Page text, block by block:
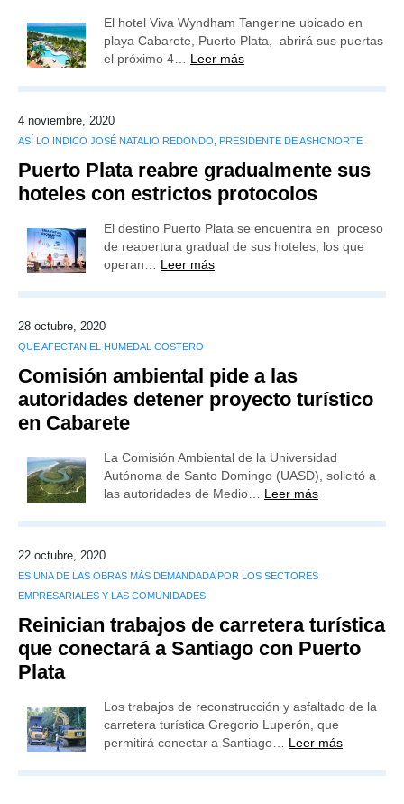
El hotel Viva Wyndham Tangerine ubicado en
playa Cabarete, Puerto Plata, abrirá sus puertas
el próximo 4… Leer más
4 noviembre, 2020
ASÍ LO INDICO JOSÉ NATALIO REDONDO, PRESIDENTE DE ASHONORTE
Puerto Plata reabre gradualmente sus
hoteles con estrictos protocolos
El destino Puerto Plata se encuentra en proceso
de reapertura gradual de sus hoteles, los que
operan… Leer más
28 octubre, 2020
QUE AFECTAN EL HUMEDAL COSTERO
Comisión ambiental pide a las
autoridades detener proyecto turístico
en Cabarete
La Comisión Ambiental de la Universidad
Autónoma de Santo Domingo (UASD), solicitó a
las autoridades de Medio… Leer más
22 octubre, 2020
ES UNA DE LAS OBRAS MÁS DEMANDADA POR LOS SECTORES
EMPRESARIALES Y LAS COMUNIDADES
Reinician trabajos de carretera turística
que conectará a Santiago con Puerto
Plata
Los trabajos de reconstrucción y asfaltado de la
carretera turística Gregorio Luperón, que
permitirá conectar a Santiago… Leer más